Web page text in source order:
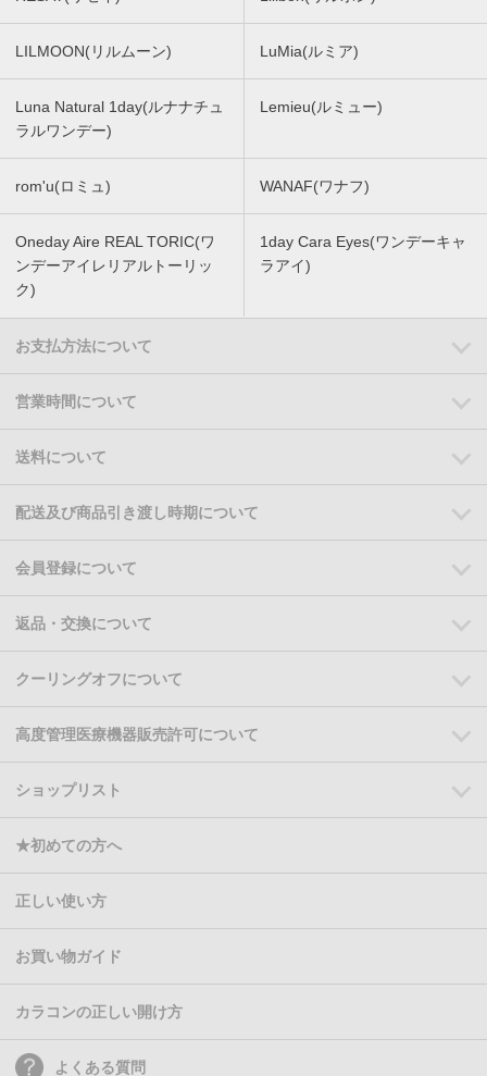
LILMOON(リルムーン) LuMia(ルミア)
Luna Natural 1day(ルナナチュ
ラルワンデー)
Lemieu(ルミュー)
rom'u(ロミュ) WANAF(ワナフ)
Oneday Aire REAL TORIC(ワ
ンデーアイレリアルトーリッ
ク)
1day Cara Eyes(ワンデーキャ
ラアイ)
お支払方法について
営業時間について
送料について
配送及び商品引き渡し時期について
会員登録について
返品・交換について
クーリングオフについて
高度管理医療機器販売許可について
ショップリスト
★初めての方へ
正しい使い方
お買い物ガイド
カラコンの正しい開け方
よくある質問